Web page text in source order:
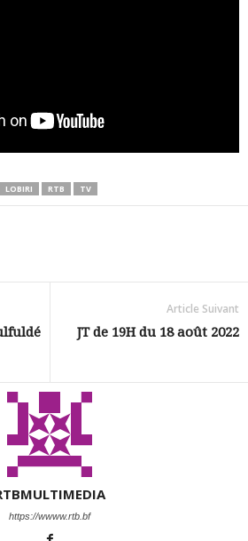
LOBIRI RTB TV
Article Suivant
JT de 19H du 18 août 2022
https://wwww.rtb.bf